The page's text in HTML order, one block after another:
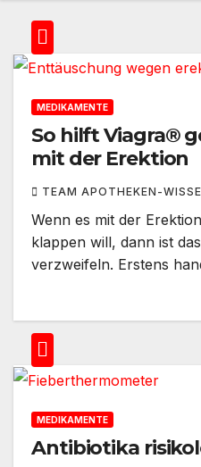
MEDIKAMENTE
So hilft Viagra®
mit der Erektion
TEAM APOTHEKEN-
Wenn es mit der
klappen will, dann ist
verzweifeln. Erstens
MEDIKAMENTE
Antibiotika